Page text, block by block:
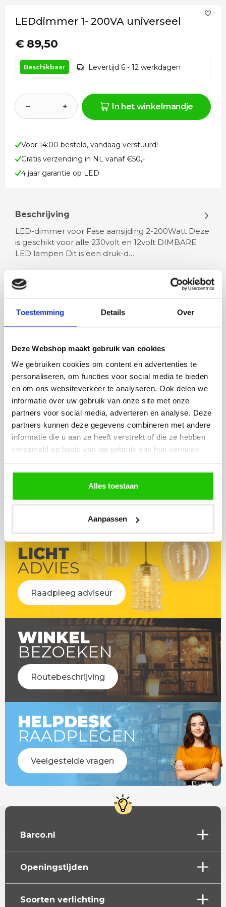
Toestemming Details Over
Deze Webshop maakt gebruik van cookies
We gebruiken cookies om content en advertenties te
personaliseren, om functies voor social media te bieden
en om ons websiteverkeer te analyseren. Ook delen we
informatie over uw gebruik van onze site met onze
partners voor social media, adverteren en analyse. Deze
partners kunnen deze gegevens combineren met andere
informatie die u aan ze heeft verstrekt of die ze hebben
verzameld op basis van uw gebruik van hun services.
Alles toestaan
Aanpassen
LEDdimmer 1- 200VA universeel
€ 89,50
Beschikbaar Levertijd 6 - 12 werkdagen
− + In het winkelmandje
Voor 14:00 besteld, vandaag verstuurd!
Gratis verzending in NL vanaf €50,-
4 jaar garantie op LED
Beschrijving
LED-dimmer voor Fase aansijding 2-200Watt Deze
is geschikt voor alle 230volt en 12volt DIMBARE
LED lampen Dit is een druk-d…
Rian
Fijne site waar ik een mooie
lamp heb uitgekozen en
besteld. De volgende dag
werd deze al bezorgd. Super
netjes en veilig verpakt.
Anne
Het bestellen,
leveren verliep vlot en
volledig naar wens.
artikel is zeer mooi
veel sfeer, het is ook
eenvoudig te
LICHT
ADVIES
Raadpleeg adviseur
WINKEL
BEZOEKEN
Routebeschrijving
HELPDESK
RAADPLEGEN
Veelgestelde vragen
Barco.nl
Openingstijden
Soorten verlichting